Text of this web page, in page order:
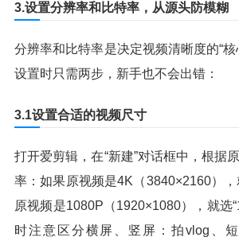
3.设置分辨率和比特率，从源头防模糊
分辨率和比特率是决定视频清晰度的“
设置时只需两步，新手也不会出错：
3.1设置合适的视频尺寸
打开爱剪辑，在“新建”对话框中，根据
率：如果原视频是4K（3840×2160），
原视频是1080P（1920×1080），就选
时注意区分横屏、竖屏：拍vlog、